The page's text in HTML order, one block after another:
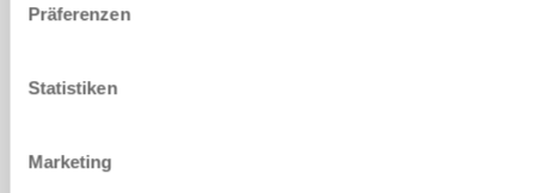
Präferenzen
Statistiken
Marketing